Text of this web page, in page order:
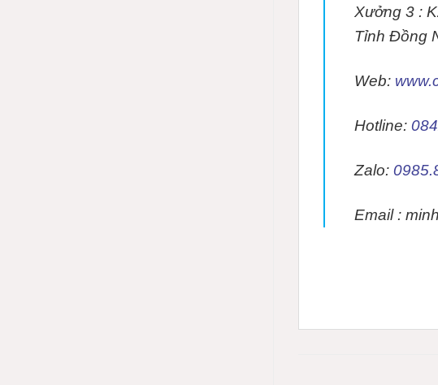
Xưởng 3 :
Tỉnh Đồng
Web:
Hotline:
Zalo:
Email :